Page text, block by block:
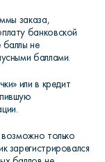
заказа,
банковской
баллы не
баллами.
или в кредит
только
зарегистрировался